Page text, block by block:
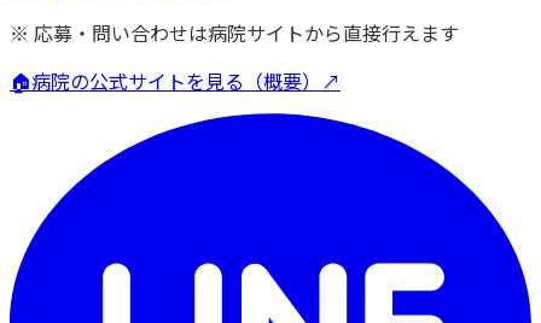
※ 応募・問い合わせは病院サイトから直接行えます
🏠病院の公式サイトを見る（概要）↗